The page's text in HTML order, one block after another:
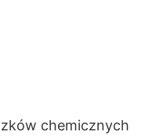
chemicznych